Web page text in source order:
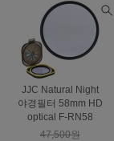
JJC Natural Night
야경필터 58mm HD
optical F-RN58
47,500원